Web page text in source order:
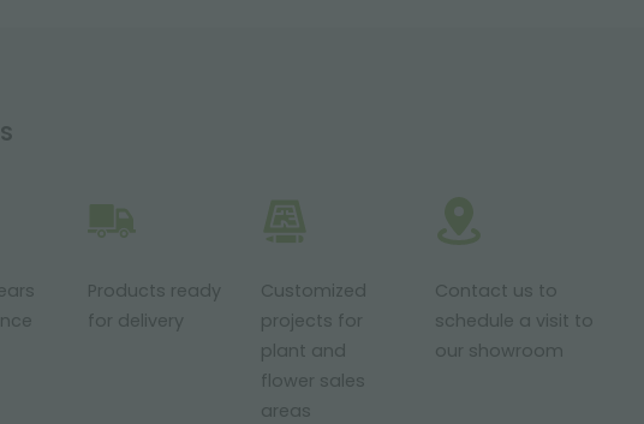
Products ready
for delivery
Customized
projects for
plant and
flower sales
areas
Contact us to
schedule a visit to
our showroom